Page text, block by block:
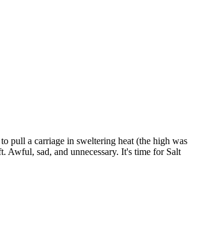
pull a carriage in sweltering heat (the high was
Awful, sad, and unnecessary. It's time for Salt